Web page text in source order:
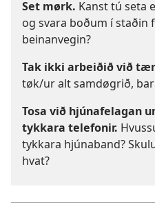
Set mørk. Kanst tú seta
og svara boðum í staðin
beinanvegin?
Tak ikki arbeiðið við
tøk/ur alt samdøgrið,
Tosa við hjúnafelagan
tykkara telefonir.
tykkara hjúnaband?
hvat?